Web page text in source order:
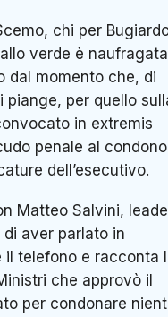
chi per
verde è naufragata
dal momento che, di
per quello
in extremis
penale al condono
dell’esecutivo.
Matteo Salvini,
aver parlato in
telefono e racconta
che approvò il
per condonare